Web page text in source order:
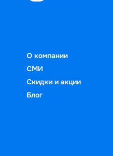
О компании
СМИ
Скидки и акции
Блог